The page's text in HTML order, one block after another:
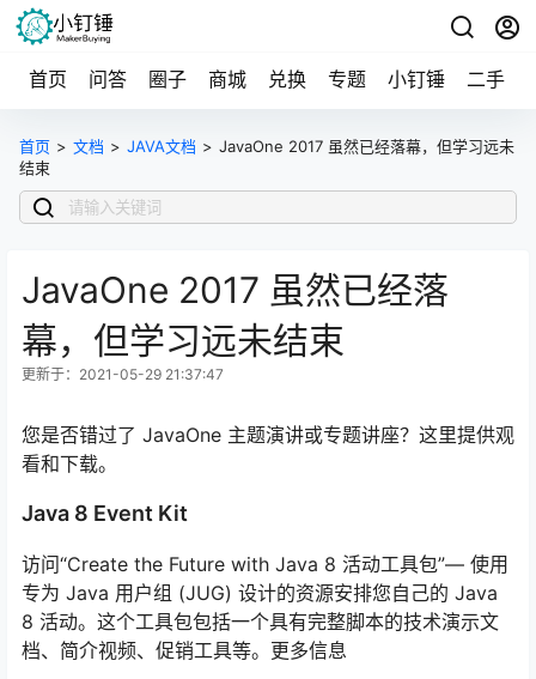
首页 问答 圈子 商城 兑换 专题 小钉锤 二手
首页 > 文档 > JAVA文档 > JavaOne 2017 虽然已经落幕，但学习远未
结束
JavaOne 2017 虽然已经落
幕，但学习远未结束
更新于：2021-05-29 21:37:47
您是否错过了 JavaOne 主题演讲或专题讲座？这里提供观
看和下载。
Java 8 Event Kit
访问“Create the Future with Java 8 活动工具包”— 使用
专为 Java 用户组 (JUG) 设计的资源安排您自己的 Java
8 活动。这个工具包包括一个具有完整脚本的技术演示文
档、简介视频、促销工具等。更多信息